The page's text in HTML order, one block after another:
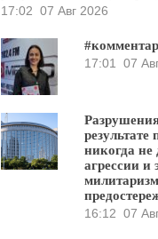
17:02 07 Авг 2026
17:01
07
никогда
агрессии и
16:12 07